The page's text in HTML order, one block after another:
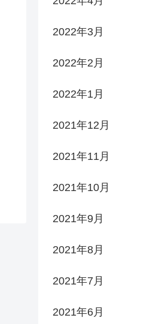
2022年3月
2022年2月
2022年1月
2021年12月
2021年11月
2021年10月
2021年9月
2021年8月
2021年7月
2021年6月